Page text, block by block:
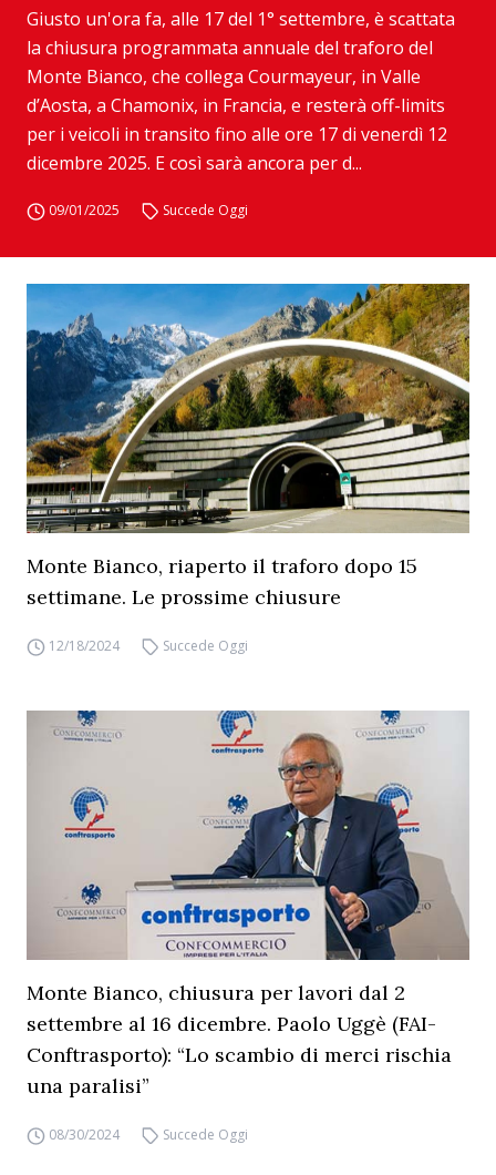
Giusto un'ora fa, alle 17 del 1° settembre, è scattata
la chiusura programmata annuale del traforo del
Monte Bianco, che collega Courmayeur, in Valle
d’Aosta, a Chamonix, in Francia, e resterà off-limits
per i veicoli in transito fino alle ore 17 di venerdì 12
dicembre 2025. E così sarà ancora per d...
09/01/2025 Succede Oggi
Monte Bianco, riaperto il traforo dopo 15
settimane. Le prossime chiusure
12/18/2024 Succede Oggi
Monte Bianco, chiusura per lavori dal 2
settembre al 16 dicembre. Paolo Uggè (FAI-
Conftrasporto): “Lo scambio di merci rischia
una paralisi”
08/30/2024 Succede Oggi